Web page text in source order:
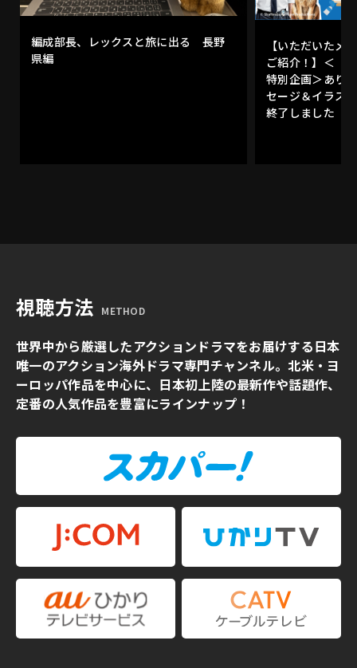
編成部長、レックスと旅に出る 長野
県編
【いただいたメ
ご紹介！】＜「
特別企画＞あり
セージ＆イラス
終了しました
視聴方法 METHOD
世界中から厳選したアクションドラマをお届けする日本
唯一のアクション海外ドラマ専門チャンネル。北米・ヨ
ーロッパ作品を中心に、日本初上陸の最新作や話題作、
定番の人気作品を豊富にラインナップ！